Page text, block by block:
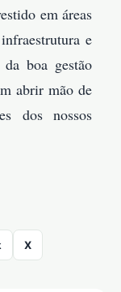
em áreas
e
boa gestão
abrir mão de
dos nossos
X